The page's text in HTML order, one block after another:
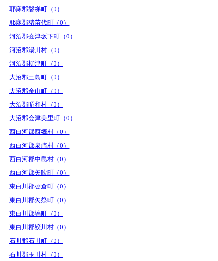
耶麻郡磐梯町（0）
耶麻郡猪苗代町（0）
河沼郡会津坂下町（0）
河沼郡湯川村（0）
河沼郡柳津町（0）
大沼郡三島町（0）
大沼郡金山町（0）
大沼郡昭和村（0）
大沼郡会津美里町（0）
西白河郡西郷村（0）
西白河郡泉崎村（0）
西白河郡中島村（0）
西白河郡矢吹町（0）
東白川郡棚倉町（0）
東白川郡矢祭町（0）
東白川郡塙町（0）
東白川郡鮫川村（0）
石川郡石川町（0）
石川郡玉川村（0）